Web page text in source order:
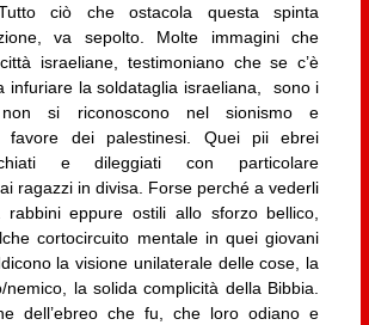
ciò che ostacola questa spinta
va sepolto. Molte immagini che
israeliane, testimoniano che se c’è
infuriare la soldataglia israeliana, sono i
si riconoscono nel sionismo e
favore dei palestinesi. Quei pii ebrei
e dileggiati con particolare
ragazzi in divisa. Forse perché a vederli
eppure ostili allo sforzo bellico,
cortocircuito mentale in quei giovani
la visione unilaterale delle cose, la
nemico, la solida complicità della Bibbia.
dell’ebreo che fu, che loro odiano e